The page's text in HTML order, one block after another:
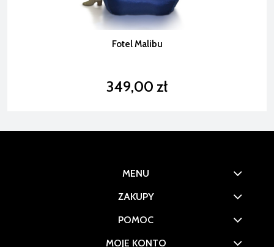
Fotel Malibu
349,00 zł
MENU
ZAKUPY
POMOC
MOJE KONTO